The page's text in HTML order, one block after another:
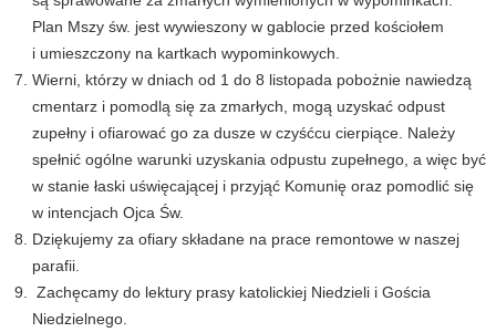
Plan Mszy św. jest wywieszony w gablocie przed kościołem
i umieszczony na kartkach wypominkowych.
Wierni, którzy w dniach od 1 do 8 listopada pobożnie nawiedzą
cmentarz i pomodlą się za zmarłych, mogą uzyskać odpust
zupełny i ofiarować go za dusze w czyśćcu cierpiące. Należy
spełnić ogólne warunki uzyskania odpustu zupełnego, a więc być
w stanie łaski uświęcającej i przyjąć Komunię oraz pomodlić się
w intencjach Ojca Św.
Dziękujemy za ofiary składane na prace remontowe w naszej
parafii.
Zachęcamy do lektury prasy katolickiej Niedzieli i Gościa
Niedzielnego.